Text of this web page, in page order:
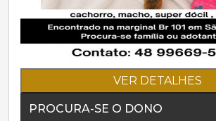
VER DETALHES
PROCURA-SE O DONO